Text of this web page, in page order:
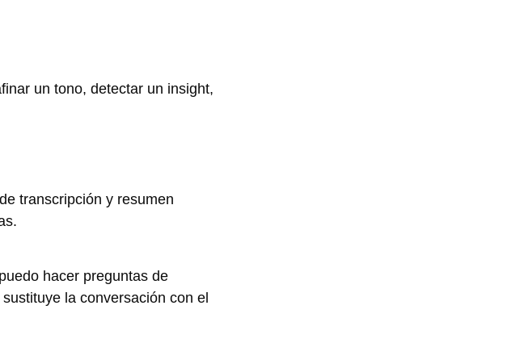
un tono, detectar un insight,
transcripción y resumen
hacer preguntas de
la conversación con el